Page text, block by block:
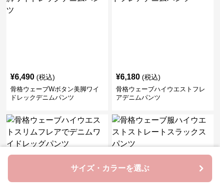
サイズ・カラーを選ぶ
¥6,490 (税込)
骨格ウェーブWボタン美脚ワイ
ドレックデニムパンツ
¥6,180 (税込)
骨格ウェーブハイウエストフレ
アデニムパンツ